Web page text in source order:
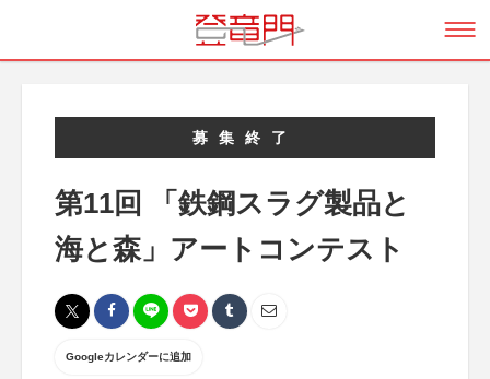
募集終了
第11回 「鉄鋼スラグ製品と
海と森」アートコンテスト
Googleカレンダーに追加